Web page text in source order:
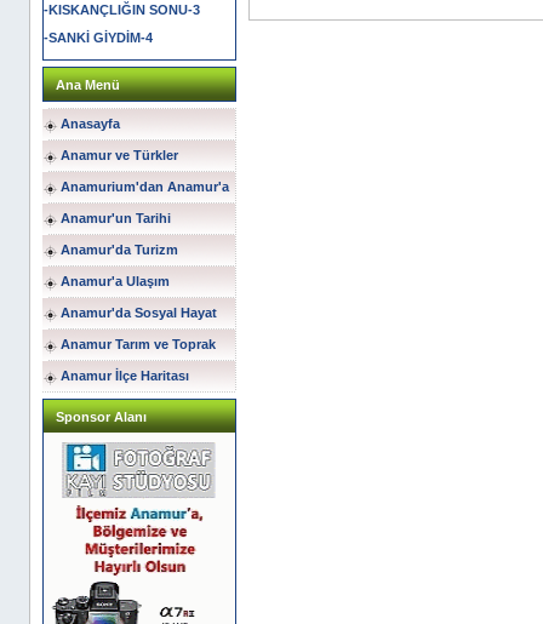
-KISKANÇLIĞIN SONU-3
-SANKİ GİYDİM-4
Ana Menü
Anasayfa
Anamur ve Türkler
Anamurium'dan Anamur'a
Anamur'un Tarihi
Anamur'da Turizm
Anamur'a Ulaşım
Anamur'da Sosyal Hayat
Anamur Tarım ve Toprak
Anamur İlçe Haritası
Sponsor Alanı